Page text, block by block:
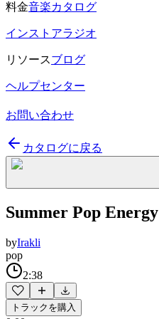
料金音楽カタログ
インストアラジオ
リソースブログ
ヘルプセンター
お問い合わせ
カタログに戻る
Summer Pop Energy
byIrakli
pop
2:38
トラックを購入